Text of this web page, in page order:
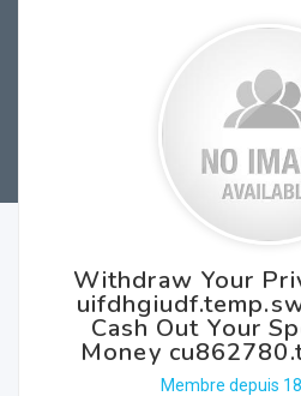
Withdraw Your
Cash Out Your
Money
Membre depuis